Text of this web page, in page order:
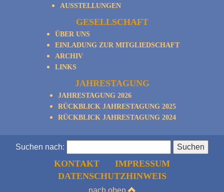
AUSSTELLUNGEN
GESELLSCHAFT
ÜBER UNS
EINLADUNG ZUR MITGLIEDSCHAFT
ARCHIV
LINKS
JAHRESTAGUNG
JAHRESTAGUNG 2026
RÜCKBLICK JAHRESTAGUNG 2025
RÜCKBLICK JAHRESTAGUNG 2024
Suchen nach:
KONTAKT
IMPRESSUM
DATENSCHUTZHINWEIS
nach oben